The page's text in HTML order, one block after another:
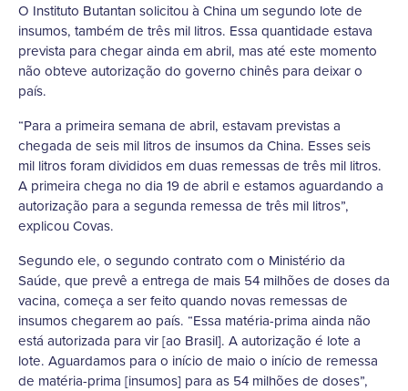
O Instituto Butantan solicitou à China um segundo lote de
insumos, também de três mil litros. Essa quantidade estava
prevista para chegar ainda em abril, mas até este momento
não obteve autorização do governo chinês para deixar o
país.
“Para a primeira semana de abril, estavam previstas a
chegada de seis mil litros de insumos da China. Esses seis
mil litros foram divididos em duas remessas de três mil litros.
A primeira chega no dia 19 de abril e estamos aguardando a
autorização para a segunda remessa de três mil litros”,
explicou Covas.
Segundo ele, o segundo contrato com o Ministério da
Saúde, que prevê a entrega de mais 54 milhões de doses da
vacina, começa a ser feito quando novas remessas de
insumos chegarem ao país. “Essa matéria-prima ainda não
está autorizada para vir [ao Brasil]. A autorização é lote a
lote. Aguardamos para o início de maio o início de remessa
de matéria-prima [insumos] para as 54 milhões de doses”,